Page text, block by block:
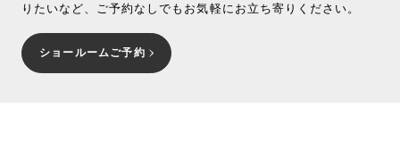
りたいなど、ご予約なしでもお気軽にお立ち寄りください。
ショールームご予約